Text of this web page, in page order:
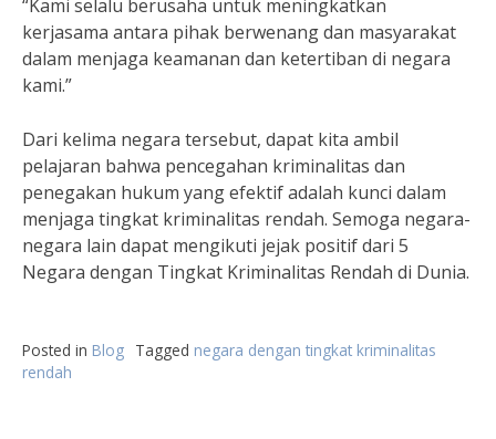
“Kami selalu berusaha untuk meningkatkan
kerjasama antara pihak berwenang dan masyarakat
dalam menjaga keamanan dan ketertiban di negara
kami.”
Dari kelima negara tersebut, dapat kita ambil
pelajaran bahwa pencegahan kriminalitas dan
penegakan hukum yang efektif adalah kunci dalam
menjaga tingkat kriminalitas rendah. Semoga negara-
negara lain dapat mengikuti jejak positif dari 5
Negara dengan Tingkat Kriminalitas Rendah di Dunia.
Posted in Blog Tagged negara dengan tingkat kriminalitas
rendah